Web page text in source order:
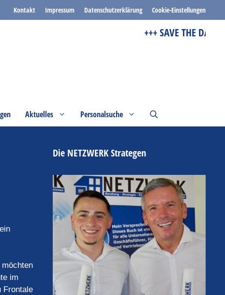
Kontakt Impressum Datenschutzerklärung Cookie-Einstellungen
+++ SAVE THE DATE +++
Aktuelles Personalsuche
im
Frontale
Die NETZWERK Strategen